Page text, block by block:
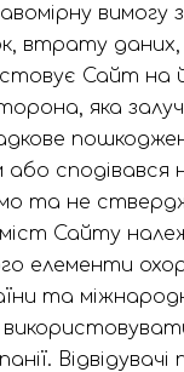
даних,
Сайт на
яка
сподівався
та не
Сайту
елементи
та